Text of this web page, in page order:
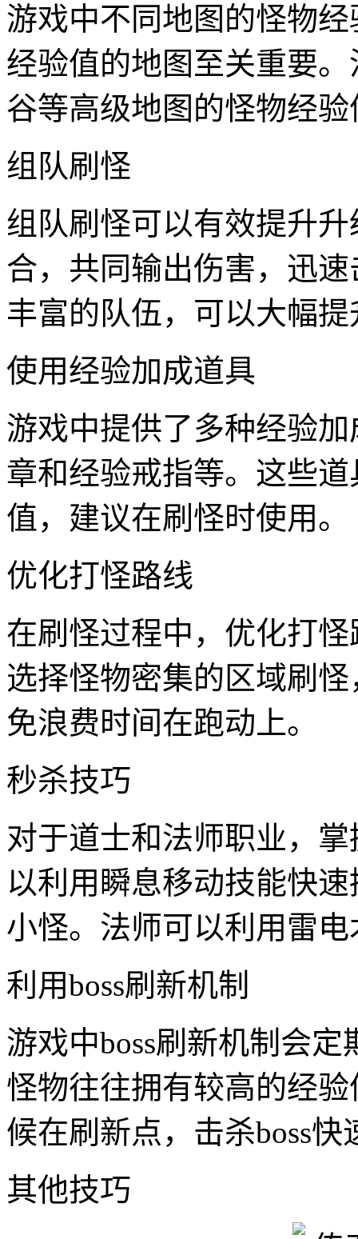
游戏中不同地图的怪物
经验值的地图至关重要
谷等高级地图的怪物经
组队刷怪
组队刷怪可以有效提升
合，共同输出伤害，迅
丰富的队伍，可以大幅
使用经验加成道具
游戏中提供了多种经验
章和经验戒指等。这些
值，建议在刷怪时使用。
优化打怪路线
在刷怪过程中，优化打
选择怪物密集的区域刷
免浪费时间在跑动上。
秒杀技巧
对于道士和法师职业，
以利用瞬息移动技能快
小怪。法师可以利用雷
利用boss刷新机制
游戏中boss刷新机制会定
怪物往往拥有较高的经
候在刷新点，击杀boss
其他技巧